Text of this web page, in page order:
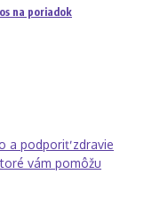
na poriadok